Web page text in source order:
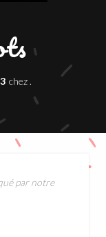
chez .
par notre